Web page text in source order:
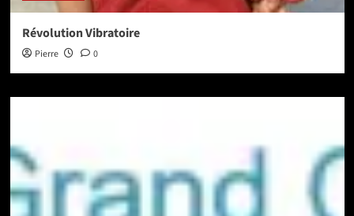
Révolution Vibratoire
Pierre 0